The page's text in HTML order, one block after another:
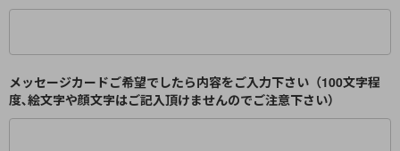
メッセージカードご希望でしたら内容をご入力下さい（100文字程
度､絵文字や顔文字はご記入頂けませんのでご注意下さい）